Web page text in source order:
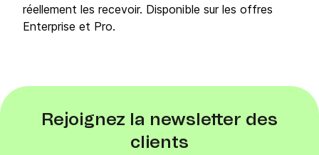
réellement les recevoir. Disponible sur les offres
Enterprise et Pro.
Rejoignez la newsletter des
clients